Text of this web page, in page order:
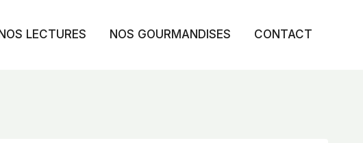
NOS LECTURES NOS GOURMANDISES CONTACT